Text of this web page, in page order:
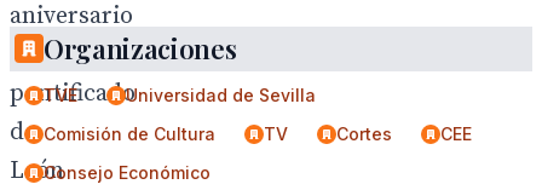
aniversario
del
pontificado
de
León
Organizaciones
TVE
Universidad de Sevilla
Comisión de Cultura
TV Cortes
CEE
Consejo Económico